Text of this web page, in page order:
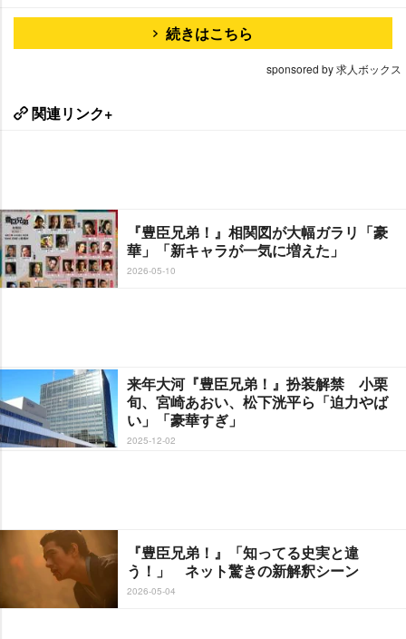
続きはこちら
sponsored by 求人ボックス
関連リンク+
『豊臣兄弟！』相関図が大幅ガラリ「豪
華」「新キャラが一気に増えた」
2026-05-10
来年大河『豊臣兄弟！』扮装解禁 小栗
旬、宮崎あおい、松下洸平ら「迫力やば
い」「豪華すぎ」
2025-12-02
『豊臣兄弟！』「知ってる史実と違
う！」 ネット驚きの新解釈シーン
2026-05-04